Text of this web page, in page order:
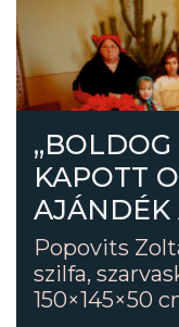
„BOLDOG
KAPOTT
AJÁNDÉK
Popovits
szilfa,
150×145×50